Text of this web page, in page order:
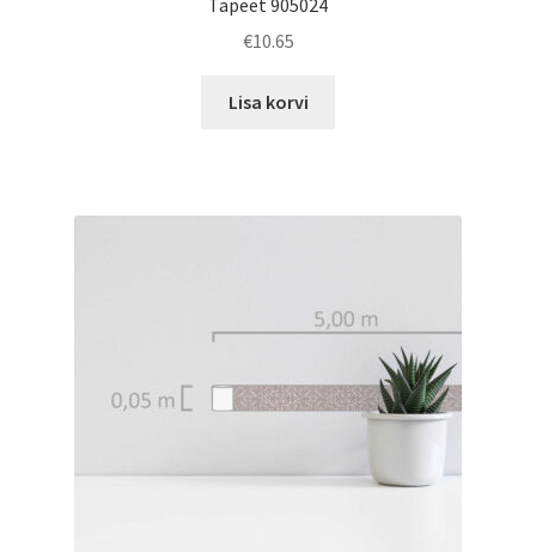
€10.65
Lisa korvi